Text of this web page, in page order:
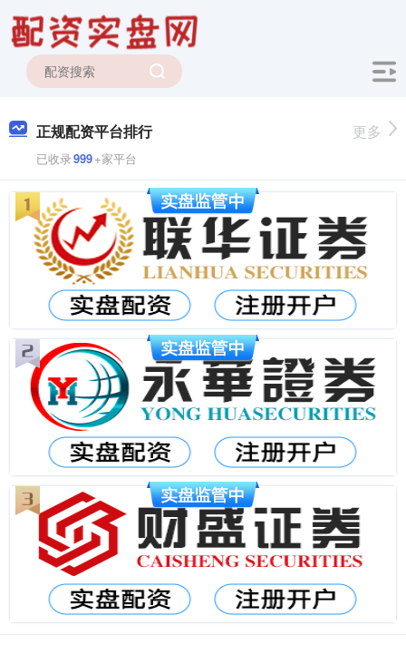
正规配资平台排行
已收录999+家平台
更多